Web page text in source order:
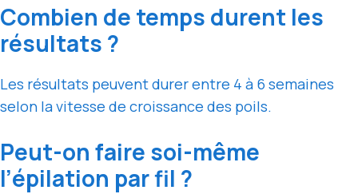
Combien de temps durent les
résultats ?
Les résultats peuvent durer entre 4 à 6 semaines
selon la vitesse de croissance des poils.
Peut-on faire soi-même
l’épilation par fil ?